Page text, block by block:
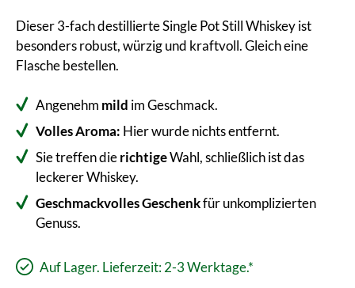
Dieser 3-fach destillierte Single Pot Still Whiskey ist
besonders robust, würzig und kraftvoll. Gleich eine
Flasche bestellen.
Angenehm mild im Geschmack.
Volles Aroma: Hier wurde nichts entfernt.
Sie treffen dierichtigeWahl, schließlich ist das
leckerer Whiskey.
Geschmackvolles Geschenkfür unkomplizierten
Genuss.
Auf Lager. Lieferzeit: 2-3 Werktage.*